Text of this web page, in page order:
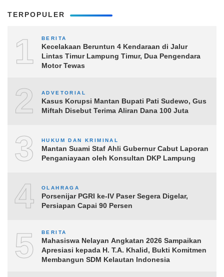
TERPOPULER
1 BERITA
Kecelakaan Beruntun 4 Kendaraan di Jalur
Lintas Timur Lampung Timur, Dua Pengendara
Motor Tewas
2 ADVETORIAL
Kasus Korupsi Mantan Bupati Pati Sudewo, Gus
Miftah Disebut Terima Aliran Dana 100 Juta
3 HUKUM DAN KRIMINAL
Mantan Suami Staf Ahli Gubernur Cabut Laporan
Penganiayaan oleh Konsultan DKP Lampung
4 OLAHRAGA
Porsenijar PGRI ke-IV Paser Segera Digelar,
Persiapan Capai 90 Persen
5 BERITA
Mahasiswa Nelayan Angkatan 2026 Sampaikan
Apresiasi kepada H. T.A. Khalid, Bukti Komitmen
Membangun SDM Kelautan Indonesia